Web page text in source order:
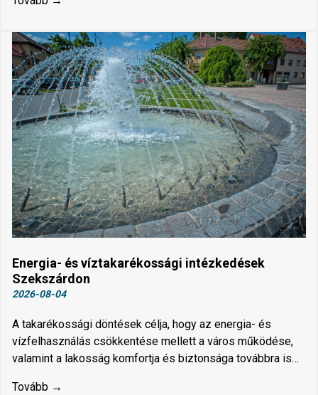
Energia- és víztakarékossági intézkedések
Szekszárdon
2026-08-04
A takarékossági döntések célja, hogy az energia- és
vízfelhasználás csökkentése mellett a város működése,
valamint a lakosság komfortja és biztonsága továbbra is…
Tovább →